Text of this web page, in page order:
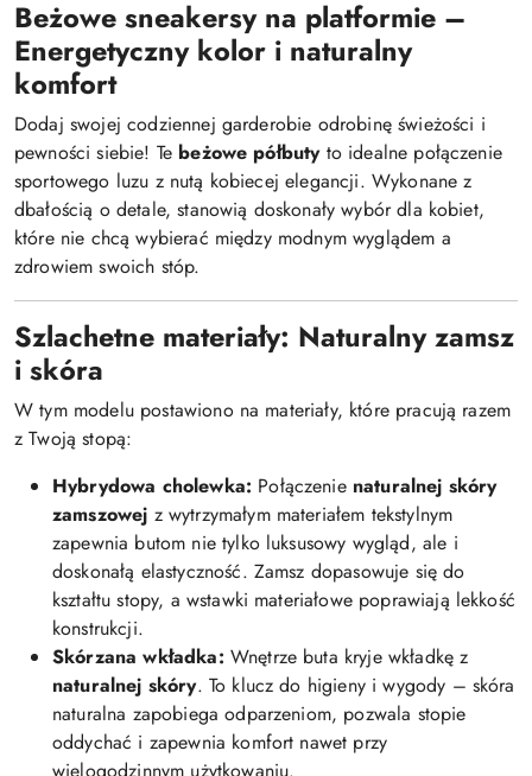
Beżowe sneakersy na platformie –
Energetyczny kolor i naturalny
komfort
Dodaj swojej codziennej garderobie odrobinę świeżości i
pewności siebie! Te beżowe półbutyto idealne połączenie
sportowego luzu z nutą kobiecej elegancji. Wykonane z
dbałością o detale, stanowią doskonały wybór dla kobiet,
które nie chcą wybierać między modnym wyglądem a
zdrowiem swoich stóp.
Szlachetne materiały: Naturalny zamsz
i skóra
W tym modelu postawiono na materiały, które pracują razem
z Twoją stopą:
Hybrydowa cholewka: Połączenie naturalnej skóry
zamszowej z wytrzymałym materiałem tekstylnym
zapewnia butom nie tylko luksusowy wygląd, ale i
doskonałą elastyczność. Zamsz dopasowuje się do
kształtu stopy, a wstawki materiałowe poprawiają lekkość
konstrukcji.
Skórzana wkładka: Wnętrze buta kryje wkładkę z
naturalnej skóry. To klucz do higieny i wygody – skóra
naturalna zapobiega odparzeniom, pozwala stopie
oddychać i zapewnia komfort nawet przy